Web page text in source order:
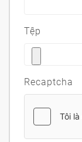
Tệp
Recaptcha